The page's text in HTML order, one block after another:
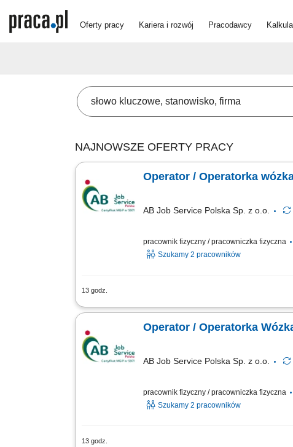
Oferty pracy Kariera i rozwój Pracodawcy
NAJNOWSZE OFERTY PRACY
Operator / Operatorka
AB Job Service Polska Sp. z o.o.
pracownik fizyczny / pracowniczka fizyczna
Szukamy 2 pracowników
13 godz.
Firma działająca w obszarze
Operator / Operatorka
AB Job Service Polska Sp. z o.o.
pracownik fizyczny / pracowniczka fizyczna
Szukamy 2 pracowników
13 godz.